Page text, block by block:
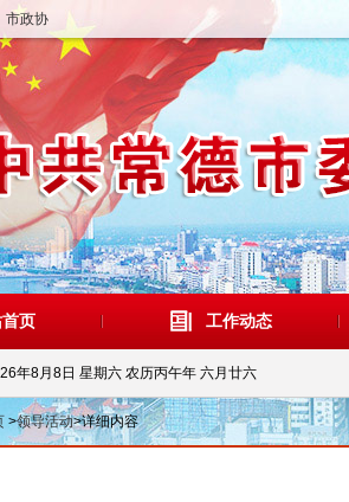
市政协
首页 工作动态
年8月8日 星期六 农历丙午年 六月廿六
>领导活动>详细内容